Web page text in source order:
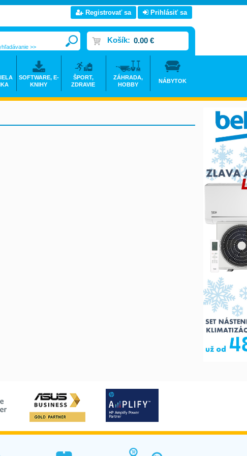
Registrovať sa Prihlásiť sa
Košík: 0.00 €
>>
SOFTWARE, E-
KNIHY
ŠPORT,
ZDRAVIE
ZÁHRADA,
HOBBY
NÁBYTOK